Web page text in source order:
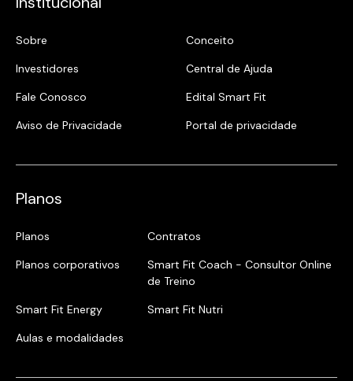
Sobre
Conceito
Investidores
Central de Ajuda
Fale Conosco
Edital Smart Fit
Aviso de Privacidade
Portal de privacidade
Planos
Planos
Contratos
Planos corporativos
Smart Fit Coach - Consultor Online
de Treino
Smart Fit Energy
Smart Fit Nutri
Aulas e modalidades